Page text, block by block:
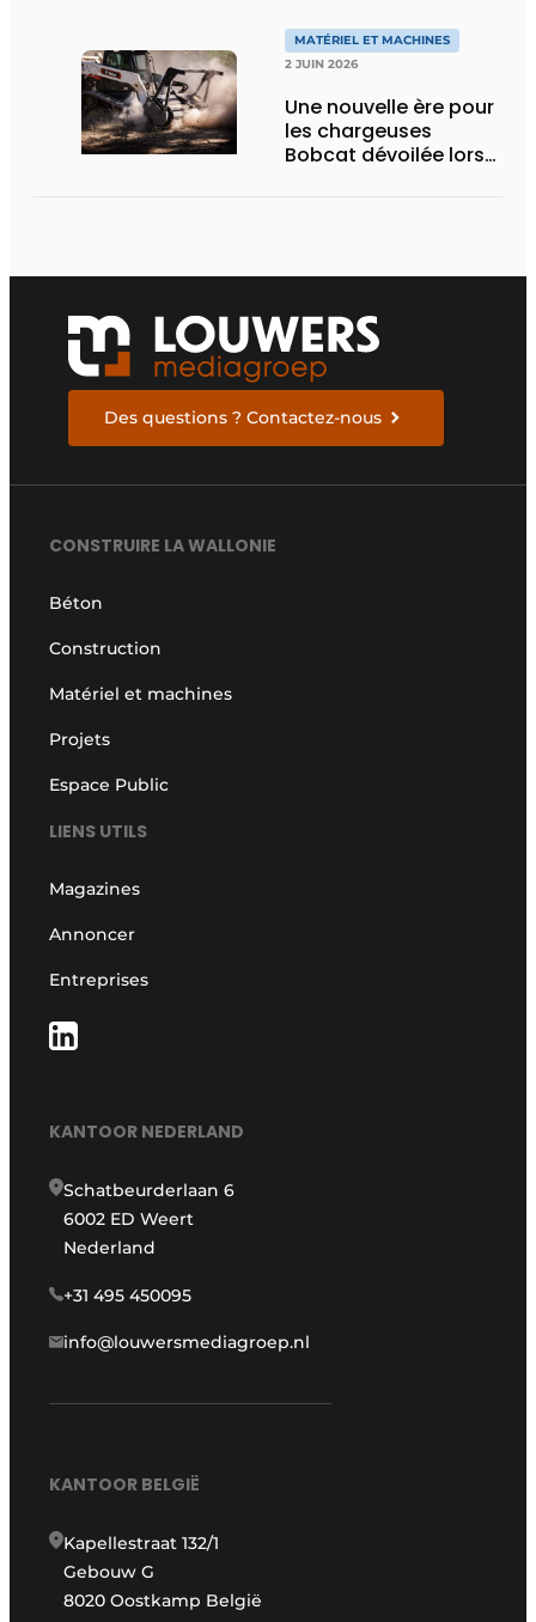
eActros Lowliner
MATÉRIEL ET MACHINES
2 JUIN 2026
Une nouvelle ère pour
les chargeuses
Bobcat dévoilée lors
Des questions ? Contactez-nous
CONSTRUIRE LA WALLONIE
Béton
Construction
Matériel et machines
Projets
Espace Public
LIENS UTILS
Magazines
Annoncer
Entreprises
KANTOOR NEDERLAND
Schatbeurderlaan 6
6002 ED Weert
Nederland
+31 495 450095
info@louwersmediagroep.nl
KANTOOR BELGIË
Kapellestraat 132/1
Gebouw G
8020 Oostkamp België